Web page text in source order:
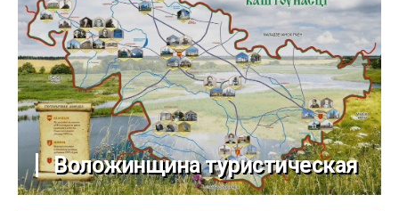
Воложинщина туристическая